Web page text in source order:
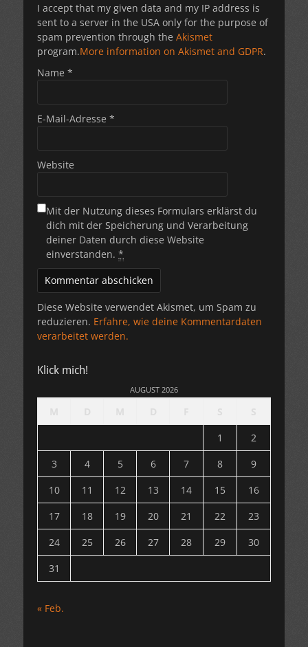
I accept that my given data and my IP address is
sent to a server in the USA only for the purpose of
spam prevention through the Akismet
program.More information on Akismet and GDPR.
Name *
E-Mail-Adresse *
Website
Mit der Nutzung dieses Formulars erklärst du
dich mit der Speicherung und Verarbeitung
deiner Daten durch diese Website
einverstanden. *
Diese Website verwendet Akismet, um Spam zu
reduzieren. Erfahre, wie deine Kommentardaten
verarbeitet werden.
Klick mich!
AUGUST 2026
1
2
3
4 5 6 7 8
9
10
11 12 13 14 15
16
17
18 19 20 21 22
23
24
25 26 27 28 29
30
31
« Feb.